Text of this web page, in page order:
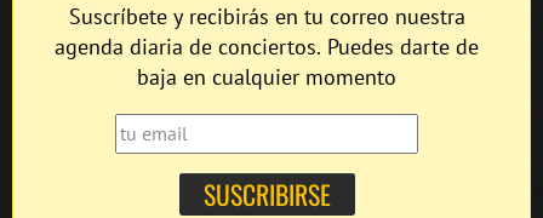
Suscríbete y recibirás en tu correo nuestra
agenda diaria de conciertos. Puedes darte de
baja en cualquier momento